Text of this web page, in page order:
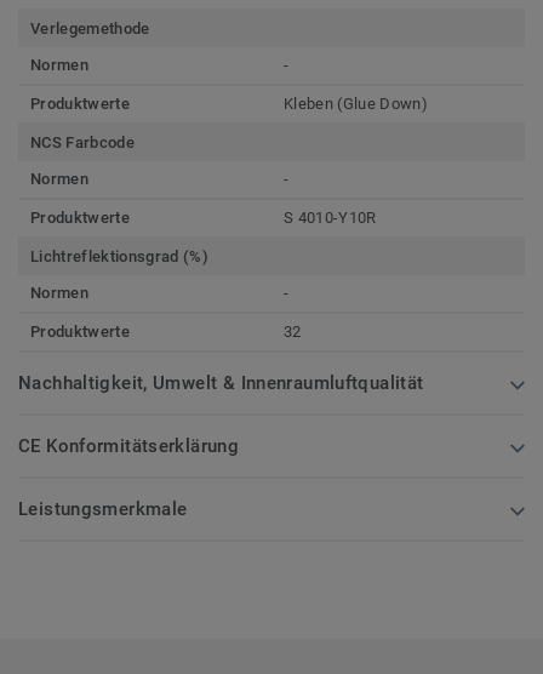
Verlegemethode
Normen
-
Produktwerte Kleben (Glue Down)
NCS Farbcode
Normen
-
Produktwerte S 4010-Y10R
Lichtreflektionsgrad (%)
Normen
-
Produktwerte 32
Nachhaltigkeit, Umwelt & Innenraumluftqualität
CE Konformitätserklärung
Leistungsmerkmale